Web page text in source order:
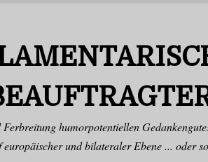
humorpotentiellen
und bilateraler Ebene ... oder